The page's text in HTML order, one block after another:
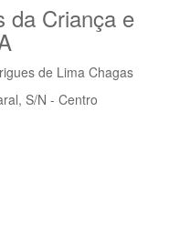
da Criança e
de Lima Chagas
S/N - Centro